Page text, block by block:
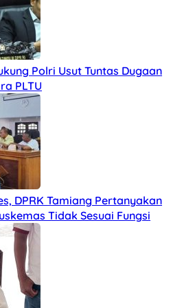
Polri Usut Tuntas Dugaan
PLTU
DPRK Tamiang Pertanyakan
Tidak Sesuai Fungsi